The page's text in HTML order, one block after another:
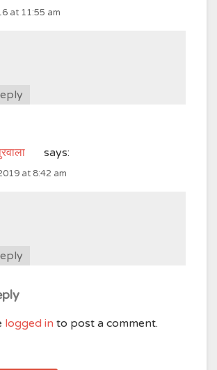
at 11:55 am
says:
at 8:42 am
logged in to post a comment.